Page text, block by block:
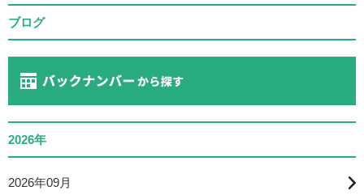
ブログ
2026年
2026年09月